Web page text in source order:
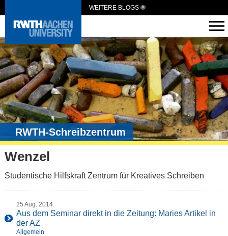
WEITERE BLOGS
RWTH-Schreibzentrum
Wenzel
Studentische Hilfskraft Zentrum für Kreatives Schreiben
25 Aug. 2014
Aus dem Seminar direkt in die Zeitung: Maries Artikel in
der AZ
Allgemein